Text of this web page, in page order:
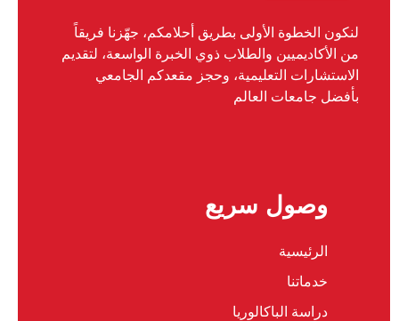
لنكون الخطوة الأولى بطريق أحلامكم، جهّزنا فريقاً
من الأكاديميين والطلاب ذوي الخبرة الواسعة، لتقديم
الاستشارات التعليمية، وحجز مقعدكم الجامعي
بأفضل جامعات العالم
وصول سريع
الرئيسية
خدماتنا
دراسة الباكالوريا